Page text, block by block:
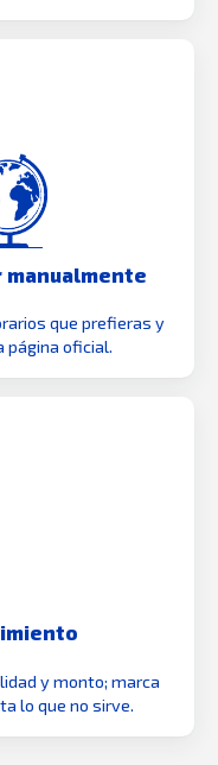
manualmente
que prefieras y
página oficial.
y monto; marca
lo que no sirve.